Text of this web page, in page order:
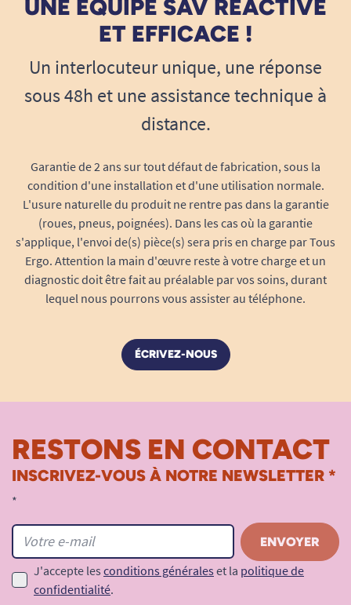
UNE ÉQUIPE SAV RÉACTIVE
ET EFFICACE !
Un interlocuteur unique, une réponse
sous 48h et une assistance technique à
distance.
Garantie de 2 ans sur tout défaut de fabrication, sous la
condition d'une installation et d'une utilisation normale.
L'usure naturelle du produit ne rentre pas dans la garantie
(roues, pneus, poignées). Dans les cas où la garantie
s'applique, l'envoi de(s) pièce(s) sera pris en charge par Tous
Ergo. Attention la main d'œuvre reste à votre charge et un
diagnostic doit être fait au préalable par vos soins, durant
lequel nous pourrons vous assister au téléphone.
ÉCRIVEZ-NOUS
RESTONS EN CONTACT
INSCRIVEZ-VOUS À NOTRE NEWSLETTER *
*
J'accepte les conditions générales et la politique de
confidentialité.